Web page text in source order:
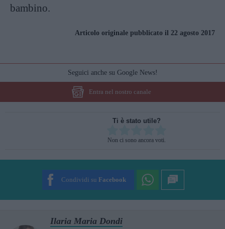
bambino.
Articolo originale pubblicato il 22 agosto 2017
Seguici anche su Google News!
Entra nel nostro canale
Ti è stato utile?
Non ci sono ancora voti.
Condividi su Facebook
Ilaria Maria Dondi